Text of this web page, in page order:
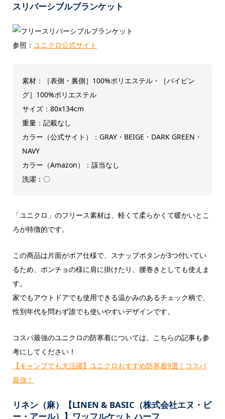
スリバーシブルブランケット
参照： ユニクロ公式サイト
素材：［表側・裏側］100%ポリエステル・［パイピン
グ］100%ポリエステル
サイズ：80x134cm
重量：記載なし
カラー（公式サイト）：GRAY・BEIGE・DARK GREEN・
NAVY
カラー（Amazon）：該当なし
洗濯：〇
「ユニクロ」のフリース素材は、軽くて柔らかくて暖かいとこ
ろが特徴的です。
この商品は片面がボア仕様で、スナップボタンが3つ付いてい
るため、ポンチョの様に肩に掛けたり、腰巻きとしても使えま
す。
家でもアウトドアでも使用できる温かみのあるチェック柄で、
性別年代を問わず誰でも使いやすいデザインです。
コスパ最強のユニクロの防寒着については、こちらの記事も参
考にしてください！
【キャンプでも大活躍】ユニクロおすすめ防寒着9選｜コスパ
最強！
リネン（麻）【LINEN & BASIC（株式会社エヌ・ビ
ー・アール）】ワッフルケット ハーフ